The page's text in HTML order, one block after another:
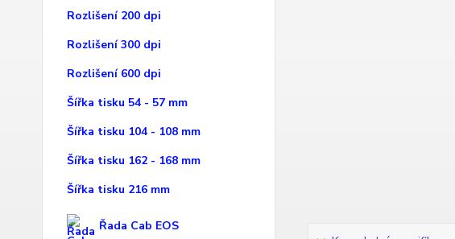
Rozlišení 200 dpi
Rozlišení 300 dpi
Rozlišení 600 dpi
Šířka tisku 54 - 57 mm
Šířka tisku 104 - 108 mm
Šířka tisku 162 - 168 mm
Šířka tisku 216 mm
Řada Cab EOS